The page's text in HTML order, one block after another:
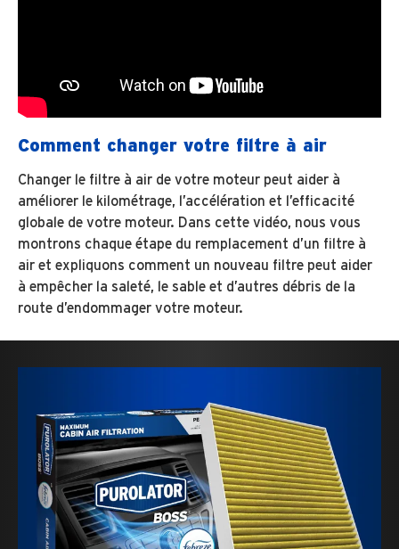
Comment changer votre filtre à air
Changer le filtre à air de votre moteur peut aider à
améliorer le kilométrage, l’accélération et l’efficacité
globale de votre moteur. Dans cette vidéo, nous vous
montrons chaque étape du remplacement d’un filtre à
air et expliquons comment un nouveau filtre peut aider
à empêcher la saleté, le sable et d’autres débris de la
route d’endommager votre moteur.